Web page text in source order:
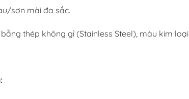
sơn mài đa sắc.
thép không gỉ (Stainless Steel), màu kim loại